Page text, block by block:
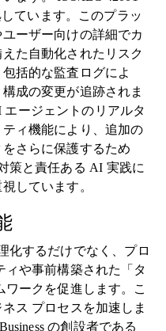
ています。このプラッ
ーザー向けの詳細でカ
た自動化されたリスク
括的な監査ログによ
成の変更が追跡されま
ージェントのリアルタ
ィ機能により、追加の
さらに保護するため
策と責任ある AI 実践に
しています。
化するだけでなく、プロ
ィや事前構築された「タ
ークを促進します。こ
ス プロセスを加速しま
の創設者である